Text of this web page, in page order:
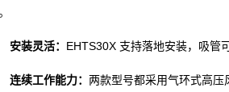
安装灵活： EHTS30X 支持落地安装，吸管
连续工作能力： 两款型号都采用气环式高压